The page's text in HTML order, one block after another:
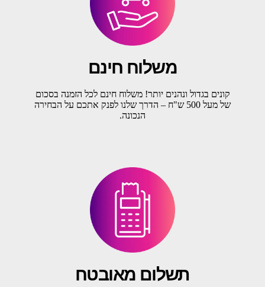
משלוח חינם
קונים בגדול ונהנים יותר! משלוח חינם לכל הזמנה בסכום
של מעל 500 ש"ח – הדרך שלנו לפנק אתכם על הבחירה
הנכונה.
תשלום מאובטח